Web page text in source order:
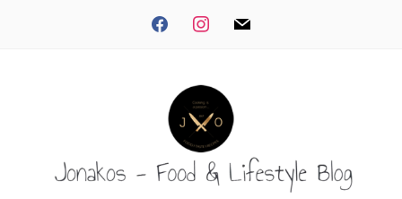
facebookinstagrammail